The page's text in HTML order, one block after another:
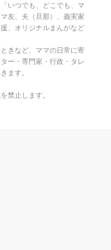
いつでも、どこでも、マ
友、夫（旦那）、義実家
、オリジナルまんがなど
きなど、ママの日常に寄
ー・専門家・行政・タレ
ます。
禁止します。